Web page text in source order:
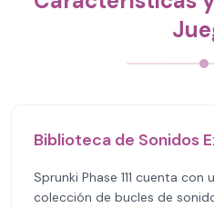
Biblioteca de Sonidos
Sprunki Phase 111 cuenta
colección de bucles de